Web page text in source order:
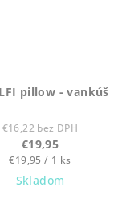
pillow - vankúš
€16,22 bez DPH
€19,95
Jednotková
cena:
€19,95 / 1 ks
Skladom